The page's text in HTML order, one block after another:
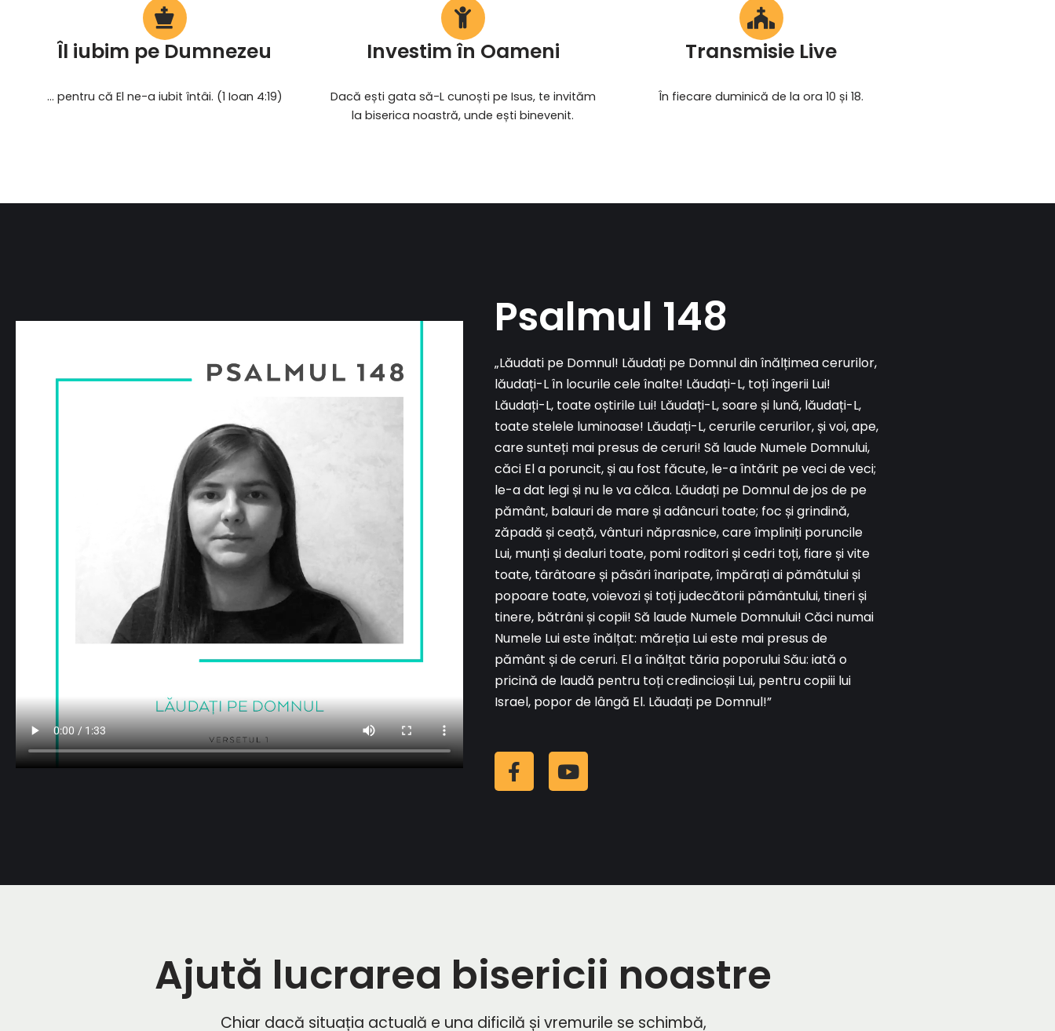
Îl iubim pe Dumnezeu
... pentru că El ne-a iubit întâi. (1 Ioan 4:19)
Investim în Oameni
Dacă ești gata să-L cunoști pe Isus, te invităm
la biserica noastră, unde ești binevenit.
Transmisie Live
În fiecare duminică de la ora 10 și 18.
Psalmul 148
„Lăudati pe Domnul! Lăudați pe Domnul din înălțimea cerurilor,
lăudați-L în locurile cele înalte! Lăudați-L, toți îngerii Lui!
Lăudați-L, toate oștirile Lui! Lăudați-L, soare și lună, lăudați-L,
toate stelele luminoase! Lăudați-L, cerurile cerurilor, și voi, ape,
care sunteți mai presus de ceruri! Să laude Numele Domnului,
căci El a poruncit, și au fost făcute, le-a întărit pe veci de veci;
le-a dat legi și nu le va călca. Lăudați pe Domnul de jos de pe
pământ, balauri de mare și adâncuri toate; foc și grindină,
zăpadă și ceață, vânturi năprasnice, care împliniți poruncile
Lui, munți și dealuri toate, pomi roditori și cedri toți, fiare și vite
toate, târâtoare și păsări înaripate, împărați ai pămâtului și
popoare toate, voievozi și toți judecătorii pământului, tineri și
tinere, bătrâni și copii! Să laude Numele Domnului! Căci numai
Numele Lui este înălțat: măreția Lui este mai presus de
pământ și de ceruri. El a înălțat tăria poporului Său: iată o
pricină de laudă pentru toți credincioșii Lui, pentru copiii lui
Israel, popor de lângă El. Lăudați pe Domnul!”
Ajută lucrarea bisericii noastre
Chiar dacă situația actuală e una dificilă și vremurile se schimbă,